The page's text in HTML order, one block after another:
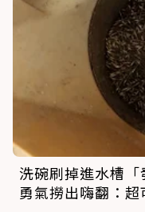
洗碗刷掉進水槽
勇氣撈出嗨翻：超